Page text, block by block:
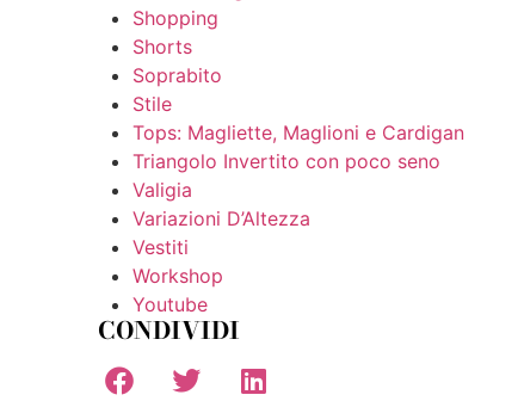
Shopping
Shorts
Soprabito
Stile
Tops: Magliette, Maglioni e Cardigan
Triangolo Invertito con poco seno
Valigia
Variazioni D’Altezza
Vestiti
Workshop
Youtube
CONDIVIDI